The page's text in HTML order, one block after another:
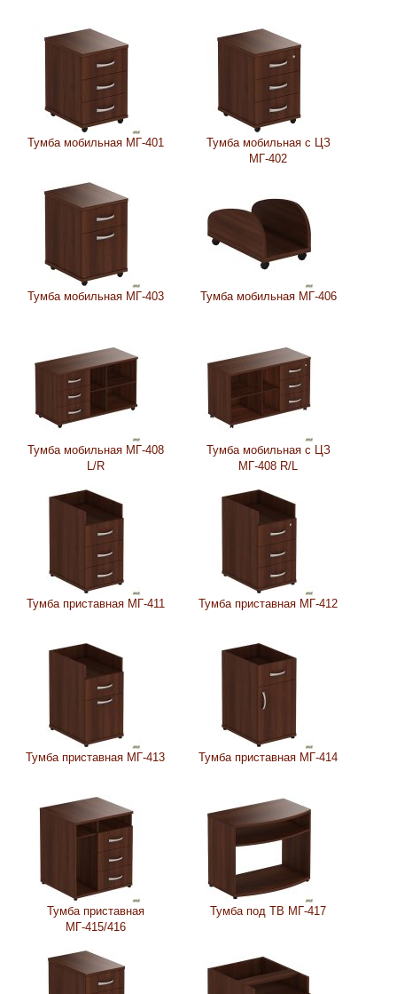
Тумба мобильная МГ-401
Тумба мобильная с ЦЗ
МГ-402
Тумба мобильная МГ-403 Тумба мобильная МГ-406
Тумба мобильная МГ-408
L/R
Тумба мобильная с ЦЗ
МГ-408 R/L
Тумба приставная МГ-411 Тумба приставная МГ-412
Тумба приставная МГ-413 Тумба приставная МГ-414
Тумба приставная
МГ-415/416
Тумба под ТВ МГ-417